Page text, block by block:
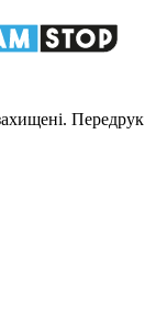
Передрук